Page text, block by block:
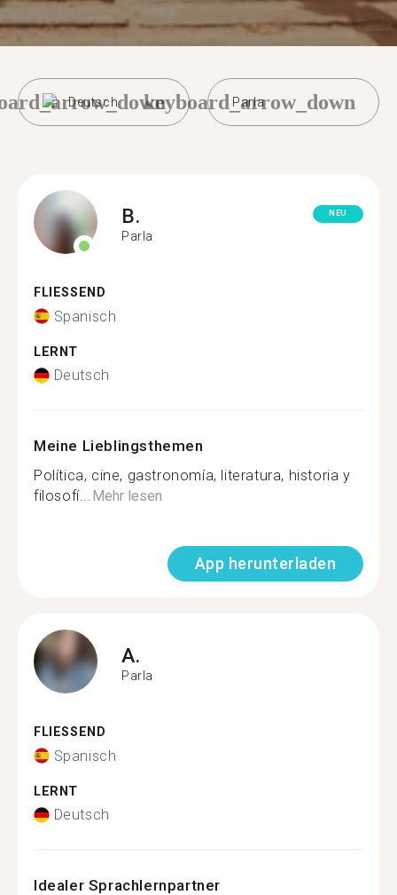
Deutsch Parla
keyboard_arrow_down
B.
Parla
NEU
FLIESSEND
Spanisch
LERNT
Deutsch
Meine Lieblingsthemen
Política, cine, gastronomía, literatura, historia y
filosofí...Mehr lesen
App herunterladen
A.
Parla
FLIESSEND
Spanisch
LERNT
Deutsch
Idealer Sprachlernpartner